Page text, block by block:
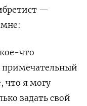
—
:
-что
примечательный
, что я могу
задать свой